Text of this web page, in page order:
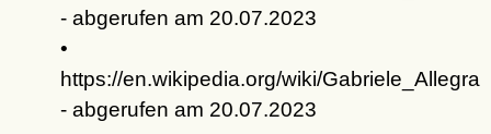
- abgerufen am 20.07.2023
•
https://en.wikipedia.org/wiki/Gabriele_Allegra
- abgerufen am 20.07.2023